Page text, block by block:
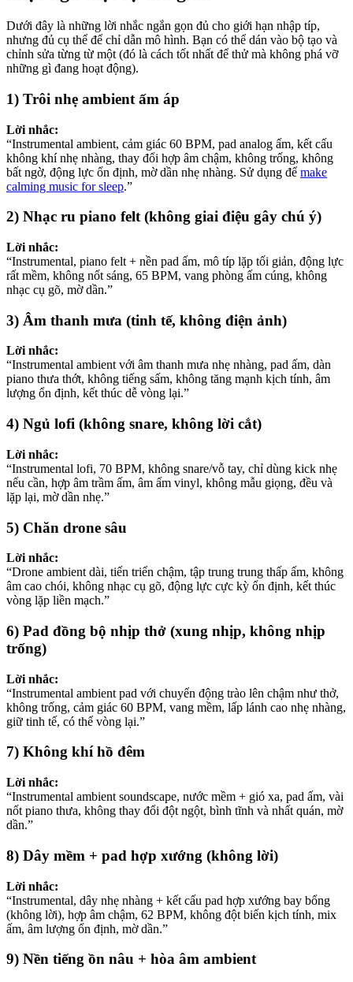
Dưới đây là những lời nhắc ngắn gọn đủ cho giới hạn nhập típ,
nhưng đủ cụ thể để chỉ dẫn mô hình. Bạn có thể dán vào bộ tạo và
chỉnh sửa từng từ một (đó là cách tốt nhất để thử mà không phá vỡ
những gì đang hoạt động).
1) Trôi nhẹ ambient ấm áp
Lời nhắc:
“Instrumental ambient, cảm giác 60 BPM, pad analog ấm, kết cấu
không khí nhẹ nhàng, thay đổi hợp âm chậm, không trống, không
bất ngờ, động lực ổn định, mờ dần nhẹ nhàng. Sử dụng để make
calming music for sleep.”
2) Nhạc ru piano felt (không giai điệu gây chú ý)
Lời nhắc:
“Instrumental, piano felt + nền pad ấm, mô típ lặp tối giản, động lực
rất mềm, không nốt sáng, 65 BPM, vang phòng ấm cúng, không
nhạc cụ gõ, mờ dần.”
3) Âm thanh mưa (tinh tế, không điện ảnh)
Lời nhắc:
“Instrumental ambient với âm thanh mưa nhẹ nhàng, pad ấm, dàn
piano thưa thớt, không tiếng sấm, không tăng mạnh kịch tính, âm
lượng ổn định, kết thúc dễ vòng lại.”
4) Ngủ lofi (không snare, không lời cắt)
Lời nhắc:
“Instrumental lofi, 70 BPM, không snare/vỗ tay, chỉ dùng kick nhẹ
nếu cần, hợp âm trầm ấm, âm ấm vinyl, không mẫu giọng, đều và
lặp lại, mờ dần nhẹ.”
5) Chăn drone sâu
Lời nhắc:
“Drone ambient dài, tiến triển chậm, tập trung trung thấp ấm, không
âm cao chói, không nhạc cụ gõ, động lực cực kỳ ổn định, kết thúc
vòng lặp liền mạch.”
6) Pad đồng bộ nhịp thở (xung nhịp, không nhịp
trống)
Lời nhắc:
“Instrumental ambient pad với chuyển động trào lên chậm như thở,
không trống, cảm giác 60 BPM, vang mềm, lấp lánh cao nhẹ nhàng,
giữ tinh tế, có thể vòng lại.”
7) Không khí hồ đêm
Lời nhắc:
“Instrumental ambient soundscape, nước mềm + gió xa, pad ấm, vài
nốt piano thưa, không thay đổi đột ngột, bình tĩnh và nhất quán, mờ
dần.”
8) Dây mềm + pad hợp xướng (không lời)
Lời nhắc:
“Instrumental, dây nhẹ nhàng + kết cấu pad hợp xướng bay bổng
(không lời), hợp âm chậm, 62 BPM, không đột biến kịch tính, mix
ấm, âm lượng ổn định, mờ dần.”
9) Nền tiếng ồn nâu + hòa âm ambient